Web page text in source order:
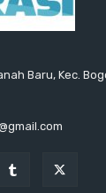
Baru, Kec.